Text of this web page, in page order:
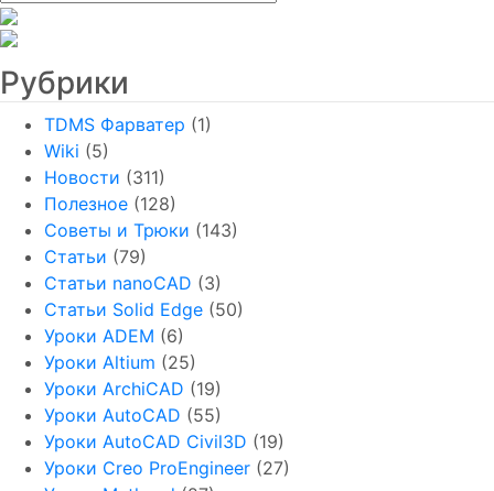
Рубрики
TDMS Фарватер (1)
Wiki (5)
Новости (311)
Полезное (128)
Советы и Трюки (143)
Статьи (79)
Статьи nanoCAD (3)
Статьи Solid Edge (50)
Уроки ADEM (6)
Уроки Altium (25)
Уроки ArchiCAD (19)
Уроки AutoCAD (55)
Уроки AutoCAD Civil3D (19)
Уроки Creo ProEngineer (27)